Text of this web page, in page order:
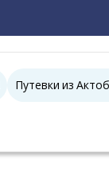
Путевки из